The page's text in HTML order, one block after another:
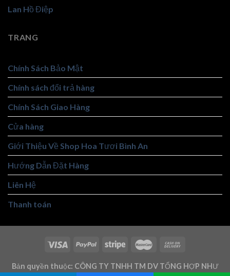
Lan Hồ Điệp
TRANG
Chính Sách Bảo Mật
Chính sách đổi trả hàng
Chính Sách Giao Hàng
Cửa hàng
Giới Thiệu Về Shop Hoa Tươi Bình An
Hướng Dẫn Đặt Hàng
Liên Hệ
Thanh toán
Bản quyền thuộc: CÔNG TY TNHH TM DV TỔNG HỢP NHƯ